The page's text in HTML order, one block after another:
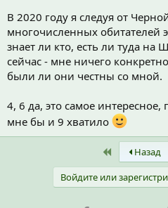
лавины и свежих зарослей
8. Бонусное направление -
не через лес, а сразу в верховье
по тропе через лес всегда
10. Вариант обхода "Тачкума"
семейства перевалов "Ачадара" (1,
мы решаем не ходить Тачкум.
хождения нет, рельеф неизвестен.
Если резюмировать - подобный
тем, кто давно хочет посетить
хребте,в том числе
Места непосещаемые,
В 2020 году я следуя от
многочисленных обитателей
знает ли кто, есть ли туда на
сейчас - мне ничего
были ли они честны со мной.
4, 6 да, это самое
мне бы и 9 хватило
First Назад
Войдите или